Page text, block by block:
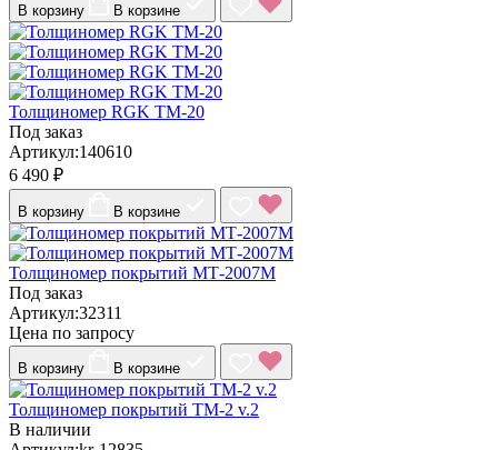
В корзину В корзине
Толщиномер RGK TM-20
Под заказ
Артикул:140610
6 490 ₽
В корзину В корзине
Толщиномер покрытий МТ-2007М
Под заказ
Артикул:32311
Цена по запросу
В корзину В корзине
Толщиномер покрытий ТМ-2 v.2
В наличии